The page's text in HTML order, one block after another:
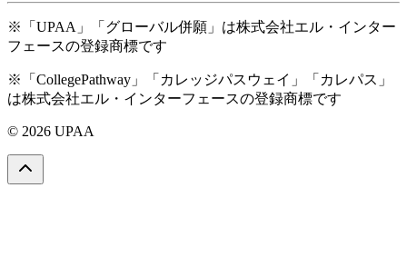
※「UPAA」「グローバル併願」は株式会社エル・インター
フェースの登録商標です
※「CollegePathway」「カレッジパスウェイ」「カレパス」
は株式会社エル・インターフェースの登録商標です
© 2026 UPAA